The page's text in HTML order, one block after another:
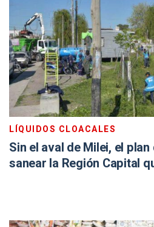
LÍQUIDOS CLOACALES
Sin el aval de Milei, el
sanear la Región Capital